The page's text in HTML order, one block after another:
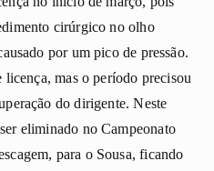
cirúrgico no olho
por um pico de pressão.
mas o período precisou
do dirigente. Neste
eliminado no Campeonato
para o Sousa, ficando